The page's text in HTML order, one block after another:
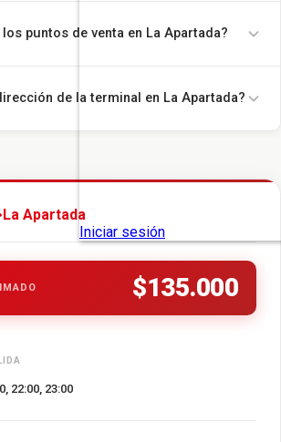
puntos de venta en La Apartada?
de la terminal en La Apartada?
La Apartada
$135.000
22:00, 23:00